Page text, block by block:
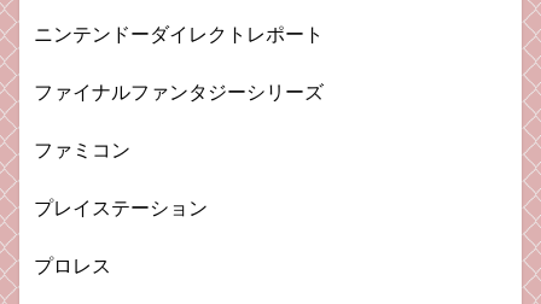
ニンテンドーダイレクトレポート
ファイナルファンタジーシリーズ
ファミコン
プレイステーション
プロレス